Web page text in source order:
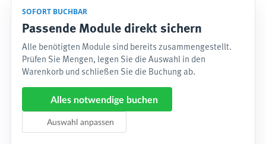
SOFORT BUCHBAR
Passende Module direkt sichern
Alle benötigten Module sind bereits zusammengestellt.
Prüfen Sie Mengen, legen Sie die Auswahl in den
Warenkorb und schließen Sie die Buchung ab.
Alles notwendige buchen
Auswahl anpassen